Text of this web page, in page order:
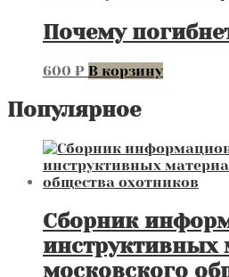
Почему
600 ₽ В корзину
Популярное
Сборник
инструктивных
московского